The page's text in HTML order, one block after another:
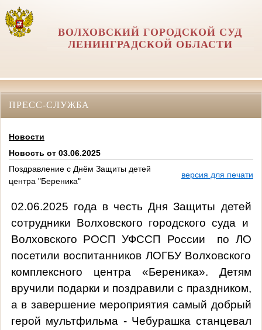
ВОЛХОВСКИЙ ГОРОДСКОЙ СУД
ЛЕНИНГРАДСКОЙ ОБЛАСТИ
ПРЕСС-СЛУЖБА
Новости
Новость от 03.06.2025
Поздравление с Днём Защиты детей
центра "Береника"
версия для печати
02.06.2025 года в честь Дня Защиты детей
сотрудники Волховского городского суда и
Волховского РОСП УФССП России по ЛО
посетили воспитанников ЛОГБУ Волховского
комплексного центра «Береника». Детям
вручили подарки и поздравили с праздником,
а в завершение мероприятия самый добрый
герой мультфильма - Чебурашка станцевал